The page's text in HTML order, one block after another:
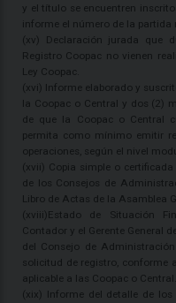
y el título se encuentren
informe el número de la partida
(xv) Declaración jurada que
Registro Coopac no vienen
Ley Coopac.
(xvi) Informe elaborado y
la Coopac o Central y dos (2)
de que la Coopac o Central
permita como mínimo emitir
operaciones, según el nivel
(xvii) Copia simple o
de los Consejos de
Libro de Actas de la Asamblea
(xviii)Estado de Situación
Contador y el Gerente General
del Consejo de
solicitud de registro, conforme
aplicable a las Coopac o Central.
(xix) Informe del detalle de los